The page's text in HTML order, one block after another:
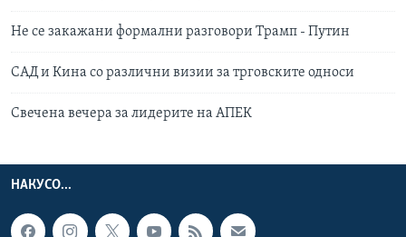
Не се закажани формални разговори Трамп - Путин
САД и Кина со различни визии за трговските односи
Свечена вечера за лидерите на АПЕК
НАКУСО...